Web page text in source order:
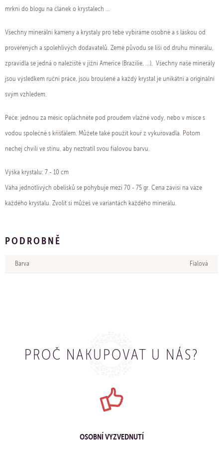
mrkni do blogu na článek o krystalech ...
Všechny minerální kameny a krystaly pro tebe vybíráme osobně a s láskou od
prověřených a spolehlivých dodavatelů. Země původu se liší od druhu minerálu,
zpravidla se jedná o naleziště v jižní Americe (Brazílie, ...), Všechny naše minerály
jsou výsledkem ruční práce, jsou broušené a každý krystal je unikátní a originální
svým vzhledem.
Péče: jednou za měsíc opláchněte pod proudem vlažné vody, nebo v misce s
vodou společně s křišťálem. Můžete také použít kouř z vykuřovadla. Potom
nechej chvíli ve stínu, aby neztratil svou fialovou barvu.
Výška krystalu: 7 - 10 cm
Váha jednotlivých obelisků se pohybuje mezi 70 - 75 gr. Cena závisí na váze
každého krystalu. Zvolit si můžeš ve variantách každého minerálu.
PODROBNĚ
Barva Fialová
PROČ NAKUPOVAT U NÁS?
OSOBNÍ VYZVEDNUTÍ